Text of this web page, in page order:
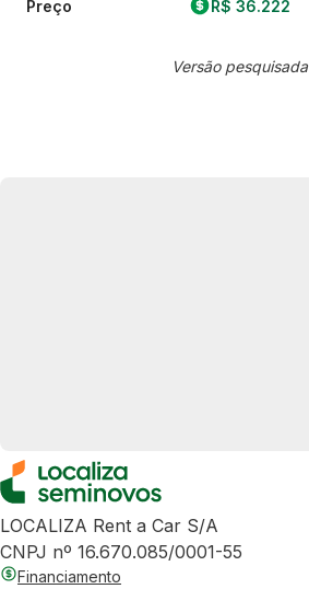
Preço R$ 36.222
Versão pesquisada
LOCALIZA Rent a Car S/A
CNPJ nº 16.670.085/0001-55
Financiamento